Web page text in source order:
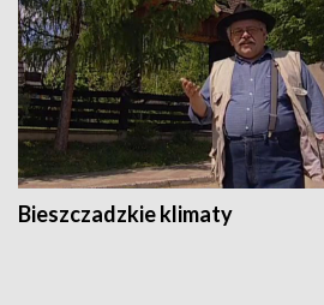
Bieszczadzkie klimaty